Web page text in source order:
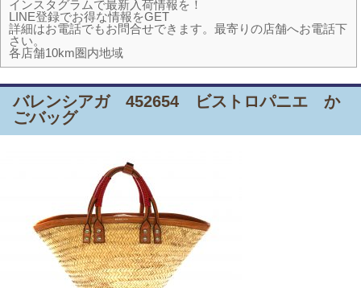
インスタグラムで最新入荷情報を！
LINE登録でお得な情報をGET
詳細はお電話でもお問合せできます。最寄りの店舗へお電話下
さい。
各店舗10km圏内地域
バレンシアガ 452654 ビストロパニエ か
ごバッグ